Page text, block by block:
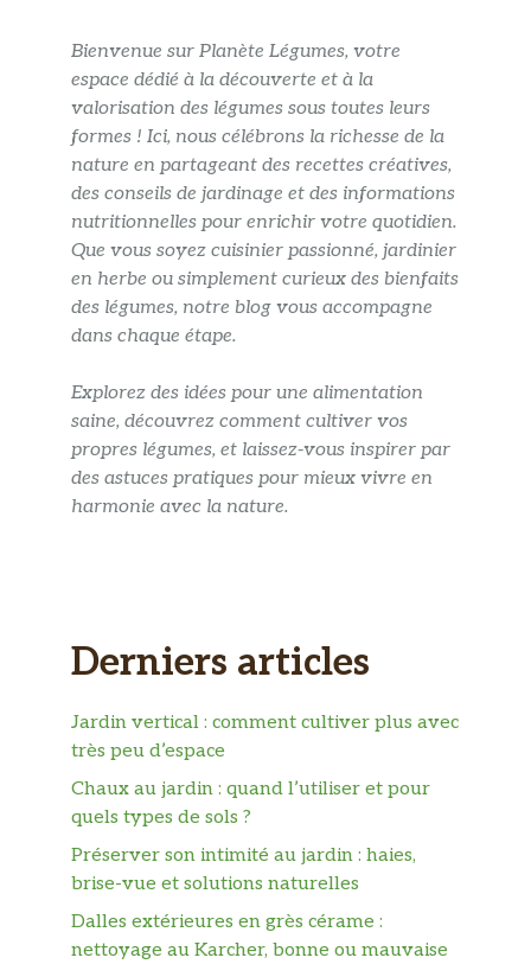
Bienvenue sur Planète Légumes, votre
espace dédié à la découverte et à la
valorisation des légumes sous toutes leurs
formes ! Ici, nous célébrons la richesse de la
nature en partageant des recettes créatives,
des conseils de jardinage et des informations
nutritionnelles pour enrichir votre quotidien.
Que vous soyez cuisinier passionné, jardinier
en herbe ou simplement curieux des bienfaits
des légumes, notre blog vous accompagne
dans chaque étape.
Explorez des idées pour une alimentation
saine, découvrez comment cultiver vos
propres légumes, et laissez-vous inspirer par
des astuces pratiques pour mieux vivre en
harmonie avec la nature.
Derniers articles
Jardin vertical : comment cultiver plus avec
très peu d’espace
Chaux au jardin : quand l’utiliser et pour
quels types de sols ?
Préserver son intimité au jardin : haies,
brise-vue et solutions naturelles
Dalles extérieures en grès cérame :
nettoyage au Karcher, bonne ou mauvaise